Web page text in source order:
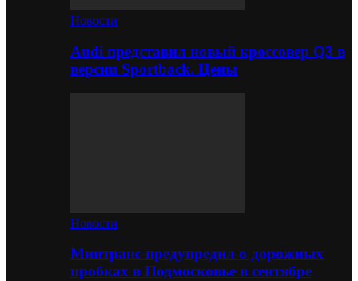
Новости
Audi представил новый кроссовер Q3 в
версии Sportback. Цены
Новости
Минтранс предупредил о дорожных
пробках в Подмосковье в сентябре